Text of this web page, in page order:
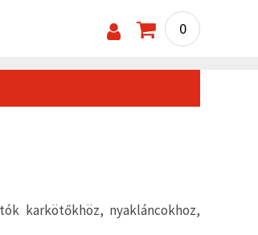
0
karkötőkhöz, nyakláncokhoz,